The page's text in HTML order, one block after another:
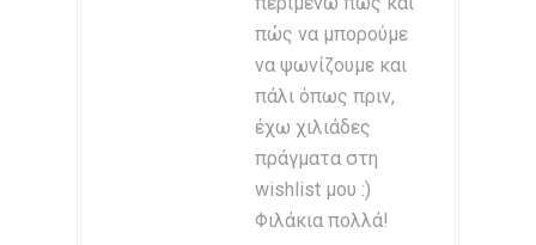
πώς να μπορούμε
να ψωνίζουμε και
πάλι όπως πριν,
έχω χιλιάδες
πράγματα στη
wishlist μου :)
Φιλάκια πολλά!